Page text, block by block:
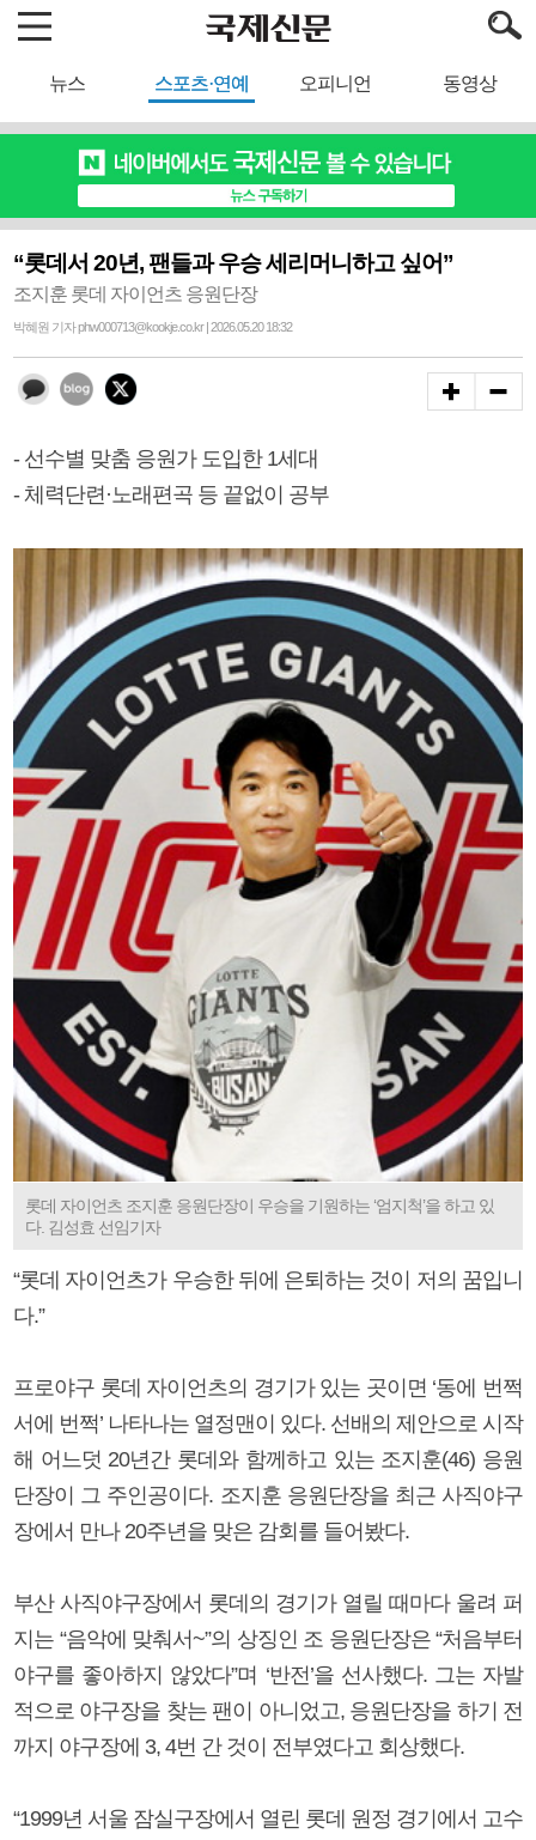
뉴스 스포츠·연예 오피니언 동영상
“롯데서 20년, 팬들과 우승 세리머니하고 싶어”
조지훈 롯데 자이언츠 응원단장
박혜원 기자 phw000713@kookje.co.kr | 2026.05.20 18:32
- 선수별 맞춤 응원가 도입한 1세대
- 체력단련·노래편곡 등 끝없이 공부
롯데 자이언츠 조지훈 응원단장이 우승을 기원하는 ‘엄지척’을 하고 있
다. 김성효 선임기자
“롯데 자이언츠가 우승한 뒤에 은퇴하는 것이 저의 꿈입니
다.”
프로야구 롯데 자이언츠의 경기가 있는 곳이면 ‘동에 번쩍
서에 번쩍’ 나타나는 열정맨이 있다. 선배의 제안으로 시작
해 어느덧 20년간 롯데와 함께하고 있는 조지훈(46) 응원
단장이 그 주인공이다. 조지훈 응원단장을 최근 사직야구
장에서 만나 20주년을 맞은 감회를 들어봤다.
부산 사직야구장에서 롯데의 경기가 열릴 때마다 울려 퍼
지는 “음악에 맞춰서~”의 상징인 조 응원단장은 “처음부터
야구를 좋아하지 않았다”며 ‘반전’을 선사했다. 그는 자발
적으로 야구장을 찾는 팬이 아니었고, 응원단장을 하기 전
까지 야구장에 3, 4번 간 것이 전부였다고 회상했다.
“1999년 서울 잠실구장에서 열린 롯데 원정 경기에서 고수